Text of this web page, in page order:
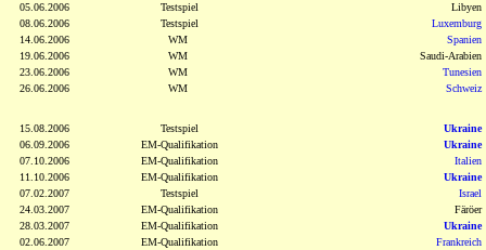
05.06.2006
Testspiel
Libyen
08.06.2006
Testspiel
Luxemburg
14.06.2006
WM
Spanien
19.06.2006
WM
Saudi-Arabien
23.06.2006
WM
Tunesien
26.06.2006
WM Schweiz
15.08.2006 Testspiel
Ukraine
06.09.2006
EM-Qualifikation
Ukraine
07.10.2006
EM-Qualifikation
Italien
11.10.2006
EM-Qualifikation
Ukraine
07.02.2007
Testspiel
Israel
24.03.2007
EM-Qualifikation
Färöer
28.03.2007
EM-Qualifikation
Ukraine
02.06.2007
EM-Qualifikation Frankreich